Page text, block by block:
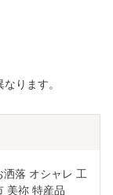
ります。
落 オシャレ 工
美祢 特産品